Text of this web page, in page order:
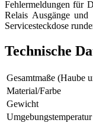
Fehlermeldungen für
Relais Ausgänge
Servicesteckdose
Technische
Gesamtmaße (Haube
Material/Farbe
Gewicht
Umgebungstemperatur